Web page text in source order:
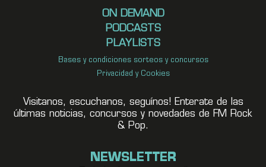
ON DEMAND
PODCASTS
PLAYLISTS
Bases y condiciones sorteos y concursos
Privacidad y Cookies
Visitanos, escuchanos, seguínos! Enterate de las
últimas noticias, concursos y novedades de FM Rock
& Pop.
NEWSLETTER